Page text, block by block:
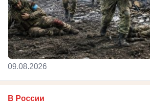
09.08.2026
В России